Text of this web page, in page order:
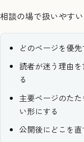
相談の場で扱いやす
どのページを優
読者が迷う理由
る
主要ページのた
い形にする
公開後にどこを